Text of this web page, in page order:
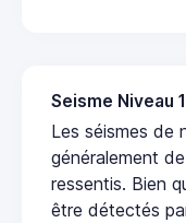
Seisme Niveau 1
Les séismes de
généralement
ressentis. Bien
être détectés